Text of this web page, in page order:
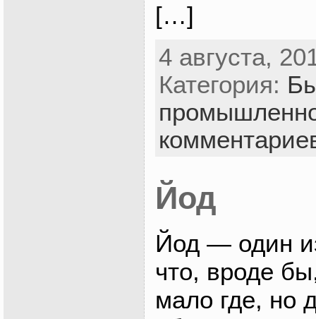
[…]
4 августа,
Категория:
Йод
Йод — один
что, вроде
мало где, но